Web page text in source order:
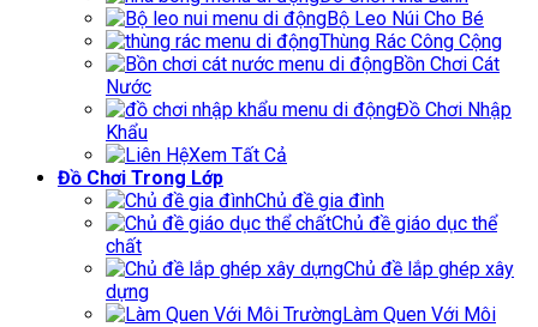
Bộ Leo Núi Cho Bé
Thùng Rác Công Cộng
Bồn Chơi Cát
Nước
Đồ Chơi Nhập
Khẩu
Xem Tất Cả
Đồ Chơi Trong Lớp
Chủ đề gia đình
Chủ đề giáo dục thể
chất
Chủ đề lắp ghép xây
dựng
Làm Quen Với Môi